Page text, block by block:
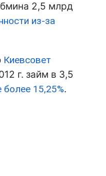
2,5 млрд
из-за
Киевсовет
г. займ в 3,5
более 15,25%.